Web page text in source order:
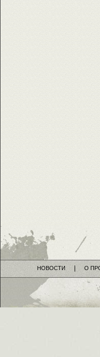
НОВОСТИ О